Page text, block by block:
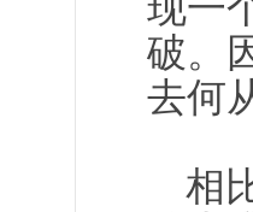
破。
去何
相